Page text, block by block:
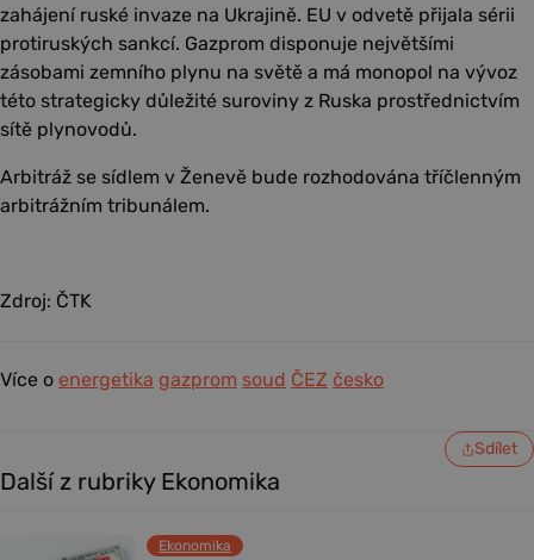
zahájení ruské invaze na Ukrajině. EU v odvetě přijala sérii
protiruských sankcí. Gazprom disponuje největšími
zásobami zemního plynu na světě a má monopol na vývoz
této strategicky důležité suroviny z Ruska prostřednictvím
sítě plynovodů.
Arbitráž se sídlem v Ženevě bude rozhodována tříčlenným
arbitrážním tribunálem.
Zdroj: ČTK
Více o energetika gazprom soud ČEZ česko
Sdílet
Další z rubriky Ekonomika
Ekonomika